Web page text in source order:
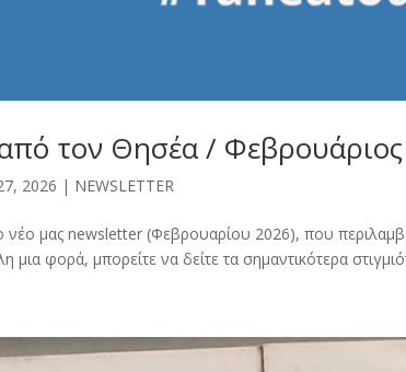
τον Θησέα /
2026 | NEWSLETTER
μας newsletter (Φεβρουαρίου 2026), που
μια φορά, μπορείτε να δείτε τα σημαντικότερα